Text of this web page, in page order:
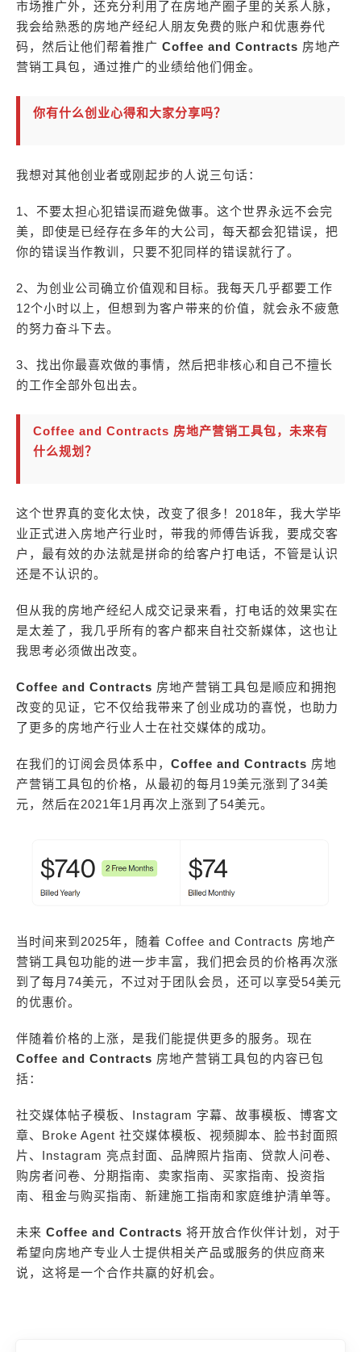
市场推广外，还充分利用了在房地产圈子里的关系人脉，
我会给熟悉的房地产经纪人朋友免费的账户和优惠券代
码，然后让他们帮着推广 Coffee and Contracts 房地产
营销工具包，通过推广的业绩给他们佣金。
你有什么创业心得和大家分享吗？
我想对其他创业者或刚起步的人说三句话：
1、不要太担心犯错误而避免做事。这个世界永远不会完
美，即使是已经存在多年的大公司，每天都会犯错误，把
你的错误当作教训，只要不犯同样的错误就行了。
2、为创业公司确立价值观和目标。我每天几乎都要工作
12个小时以上，但想到为客户带来的价值，就会永不疲惫
的努力奋斗下去。
3、找出你最喜欢做的事情，然后把非核心和自己不擅长
的工作全部外包出去。
Coffee and Contracts 房地产营销工具包，未来有
什么规划？
这个世界真的变化太快，改变了很多！2018年，我大学毕
业正式进入房地产行业时，带我的师傅告诉我，要成交客
户，最有效的办法就是拼命的给客户打电话，不管是认识
还是不认识的。
但从我的房地产经纪人成交记录来看，打电话的效果实在
是太差了，我几乎所有的客户都来自社交新媒体，这也让
我思考必须做出改变。
Coffee and Contracts 房地产营销工具包是顺应和拥抱
改变的见证，它不仅给我带来了创业成功的喜悦，也助力
了更多的房地产行业人士在社交媒体的成功。
在我们的订阅会员体系中， Coffee and Contracts 房地
产营销工具包的价格，从最初的每月19美元涨到了34美
元，然后在2021年1月再次上涨到了54美元。
当时间来到2025年，随着 Coffee and Contracts 房地产
营销工具包功能的进一步丰富，我们把会员的价格再次涨
到了每月74美元，不过对于团队会员，还可以享受54美元
的优惠价。
伴随着价格的上涨，是我们能提供更多的服务。现在
Coffee and Contracts 房地产营销工具包的内容已包
括：
社交媒体帖子模板、Instagram 字幕、故事模板、博客文
章、Broke Agent 社交媒体模板、视频脚本、脸书封面照
片、Instagram 亮点封面、品牌照片指南、贷款人问卷、
购房者问卷、分期指南、卖家指南、买家指南、投资指
南、租金与购买指南、新建施工指南和家庭维护清单等。
未来 Coffee and Contracts 将开放合作伙伴计划，对于
希望向房地产专业人士提供相关产品或服务的供应商来
说，这将是一个合作共赢的好机会。